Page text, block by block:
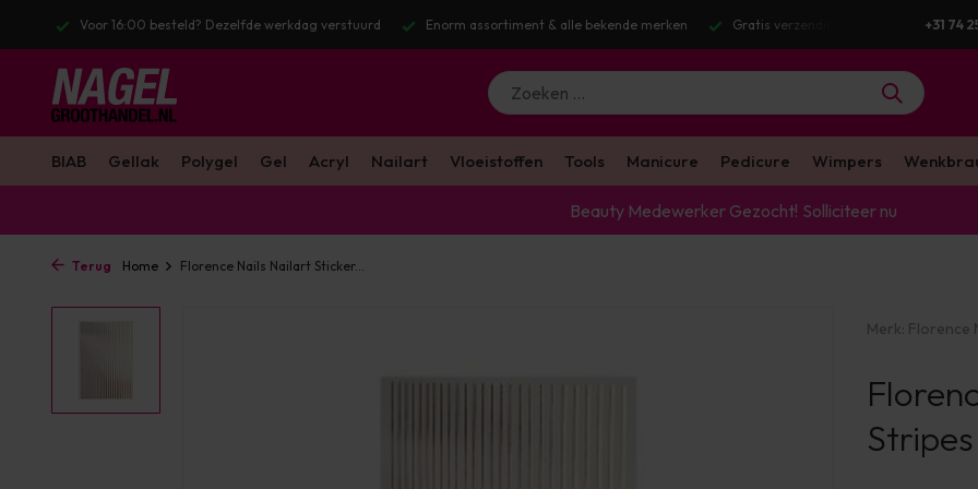
Voor 16:00 besteld? Dezelfde werkdag verstuurd Enorm assortiment & alle bekende merken Gratis verzending v.a. €100 excl. BTW
+31 74
BIAB Gellak Polygel Gel Acryl Nailart Vloeistoffen Tools Manicure Pedicure Wimpers
Beauty Medewerker Gezocht! Solliciteer nu
Terug Home Florence Nails Nailart Sticker...
Merk: Florence
Stripes